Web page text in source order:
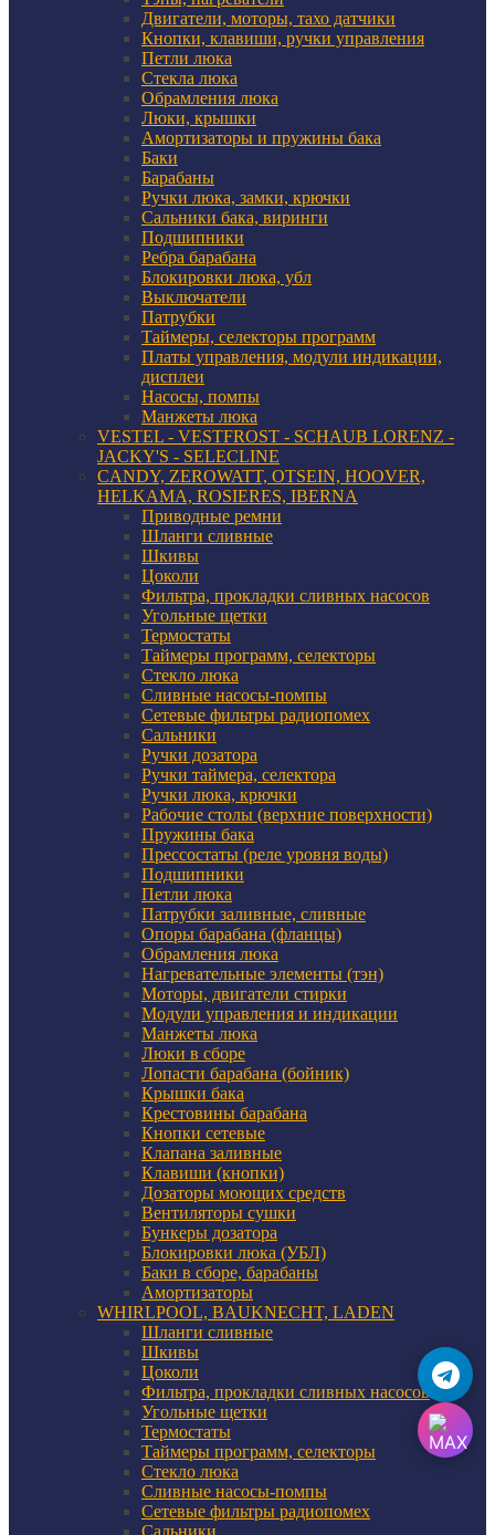
Двигатели, моторы, тахо датчики
Кнопки, клавиши, ручки управления
Петли люка
Стекла люка
Обрамления люка
Люки, крышки
Амортизаторы и пружины бака
Баки
Барабаны
Ручки люка, замки, крючки
Сальники бака, виринги
Подшипники
Ребра барабана
Блокировки люка, убл
Выключатели
Патрубки
Таймеры, селекторы программ
Платы управления, модули индикации,
дисплеи
Насосы, помпы
Манжеты люка
VESTEL - VESTFROST - SCHAUB LORENZ -
JACKY'S - SELECLINE
CANDY, ZEROWATT, OTSEIN, HOOVER,
HELKAMA, ROSIERES, IBERNA
Приводные ремни
Шланги сливные
Шкивы
Цоколи
Фильтра, прокладки сливных насосов
Угольные щетки
Термостаты
Таймеры программ, селекторы
Стекло люка
Сливные насосы-помпы
Сетевые фильтры радиопомех
Сальники
Ручки дозатора
Ручки таймера, селектора
Ручки люка, крючки
Рабочие столы (верхние поверхности)
Пружины бака
Прессостаты (реле уровня воды)
Подшипники
Петли люка
Патрубки заливные, сливные
Опоры барабана (фланцы)
Обрамления люка
Нагревательные элементы (тэн)
Моторы, двигатели стирки
Модули управления и индикации
Манжеты люка
Люки в сборе
Лопасти барабана (бойник)
Крышки бака
Крестовины барабана
Кнопки сетевые
Клапана заливные
Клавиши (кнопки)
Дозаторы моющих средств
Вентиляторы сушки
Бункеры дозатора
Блокировки люка (УБЛ)
Баки в сборе, барабаны
Амортизаторы
WHIRLPOOL, BAUKNECHT, LADEN
Шланги сливные
Шкивы
Цоколи
Фильтра, прокладки сливных насосов
Угольные щетки
Термостаты
Таймеры программ, селекторы
Стекло люка
Сливные насосы-помпы
Сетевые фильтры радиопомех
Сальники